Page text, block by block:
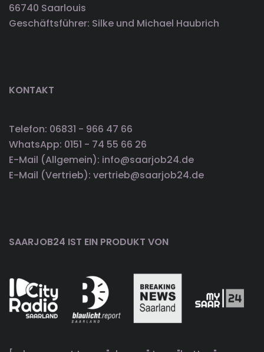
66740 Saarlouis
Geschäftsführer: Silke und Michael Haubrich
KONTAKT
Telefon: 06831 - 966 47 66
WhatsApp: 0151 - 74 55 66 26
E-Mail (Allgemein): info@saarjob24.de
E-Mail (Vertrieb): vertrieb@saarjob24.de
SAARJOB24 IST EIN PRODUKT VON